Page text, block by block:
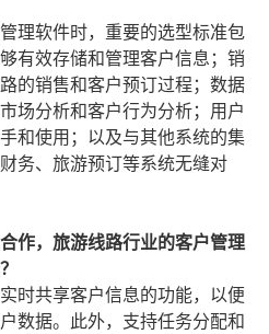
理软件时，重要的选型标准包
有效存储和管理客户信息；销
的销售和客户预订过程；数据
场分析和客户行为分析；用户
和使用；以及与其他系统的集
务、旅游预订等系统无缝对
作，旅游线路行业的客户管理
时共享客户信息的功能，以便
数据。此外，支持任务分配和